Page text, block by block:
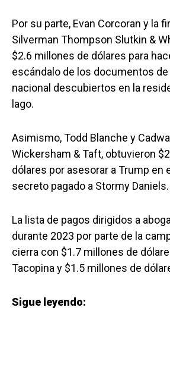
Por su parte, Evan Corcoran y la
Silverman Thompson Slutkin &
$2.6 millones de dólares para
escándalo de los documentos
nacional descubiertos en la
lago.
Asimismo, Todd Blanche y
Wickersham & Taft, obtuvieron
dólares por asesorar a Trump en
secreto pagado a Stormy Daniels.
La lista de pagos dirigidos a
durante 2023 por parte de la
cierra con $1.7 millones de
Tacopina y $1.5 millones de
Sigue leyendo: